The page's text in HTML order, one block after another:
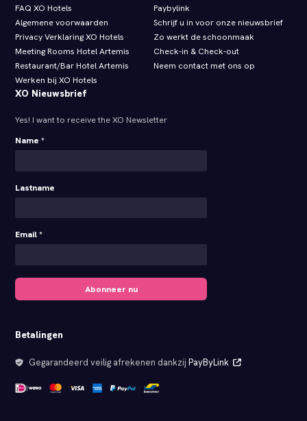
FAQ XO Hotels
Algemene voorwaarden
Privacy Verklaring XO Hotels
Meeting Rooms Hotel Artemis
Restaurant/Bar Hotel Artemis
Werken bij XO Hotels
Paybylink
Schrijf u in voor onze nieuwsbrief
Zo werkt de schoonmaak
Check‑in & Check‑out
Neem contact met ons op
XO Nieuwsbrief
Yes! I want to receive the XO Newsletter
Name *
Lastname
Email *
Abonneer nu
Betalingen
Gegarandeerd veilig afrekenen dankzijPayByLink